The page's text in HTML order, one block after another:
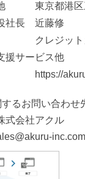
東京都港区三
社長 近藤修
クレジットカー
援サービス他
https://
るお問い合わせ
式会社アクル
inc.com